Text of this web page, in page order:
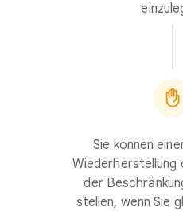
Sie können
Wiederherstellung
der
stellen, wenn Sie